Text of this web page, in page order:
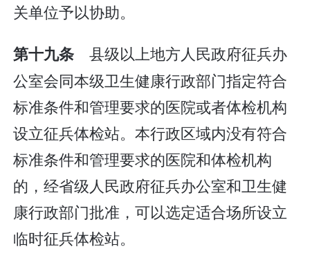
关单位予以协助。
第十九条 县级以上地方人民政府征兵办
公室会同本级卫生健康行政部门指定符合
标准条件和管理要求的医院或者体检机构
设立征兵体检站。本行政区域内没有符合
标准条件和管理要求的医院和体检机构
的，经省级人民政府征兵办公室和卫生健
康行政部门批准，可以选定适合场所设立
临时征兵体检站。